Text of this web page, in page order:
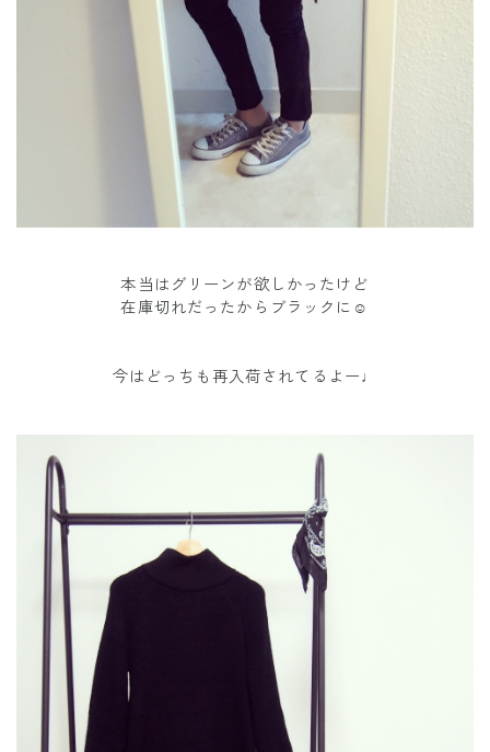
本当はグリーンが欲しかったけど
在庫切れだったからブラックに☺︎
今はどっちも再入荷されてるよー♩